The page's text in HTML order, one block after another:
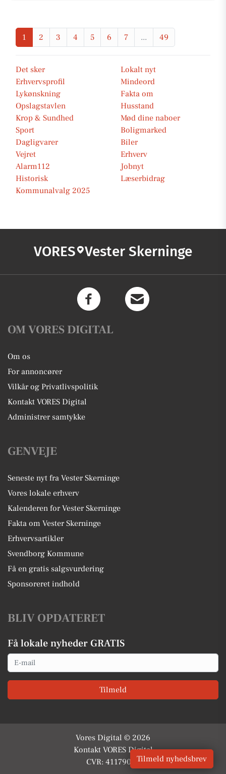
1 2 3 4 5 6 7 ... 49
Det sker
Lokalt nyt
Erhvervsprofil
Mindeord
Lykønskning
Fakta om
Opslagstavlen
Husstand
Krop & Sundhed
Mød dine naboer
Sport
Boligmarked
Dagligvarer
Biler
Vejret
Erhverv
Alarm112
Jobnyt
Historisk
Læserbidrag
Kommunalvalg 2025
VORES Vester Skerninge
OM VORES DIGITAL
Om os
For annoncører
Vilkår og Privatlivspolitik
Kontakt VORES Digital
Administrer samtykke
GENVEJE
Seneste nyt fra Vester Skerninge
Vores lokale erhverv
Kalenderen for Vester Skerninge
Fakta om Vester Skerninge
Erhvervsartikler
Svendborg Kommune
Få en gratis salgsvurdering
Sponsoreret indhold
BLIV OPDATERET
Få lokale nyheder GRATIS
Email
Tilmeld
Vores Digital © 2026
Kontakt VORES Digital
CVR: 41179082Tilmeld nyhedsbrev